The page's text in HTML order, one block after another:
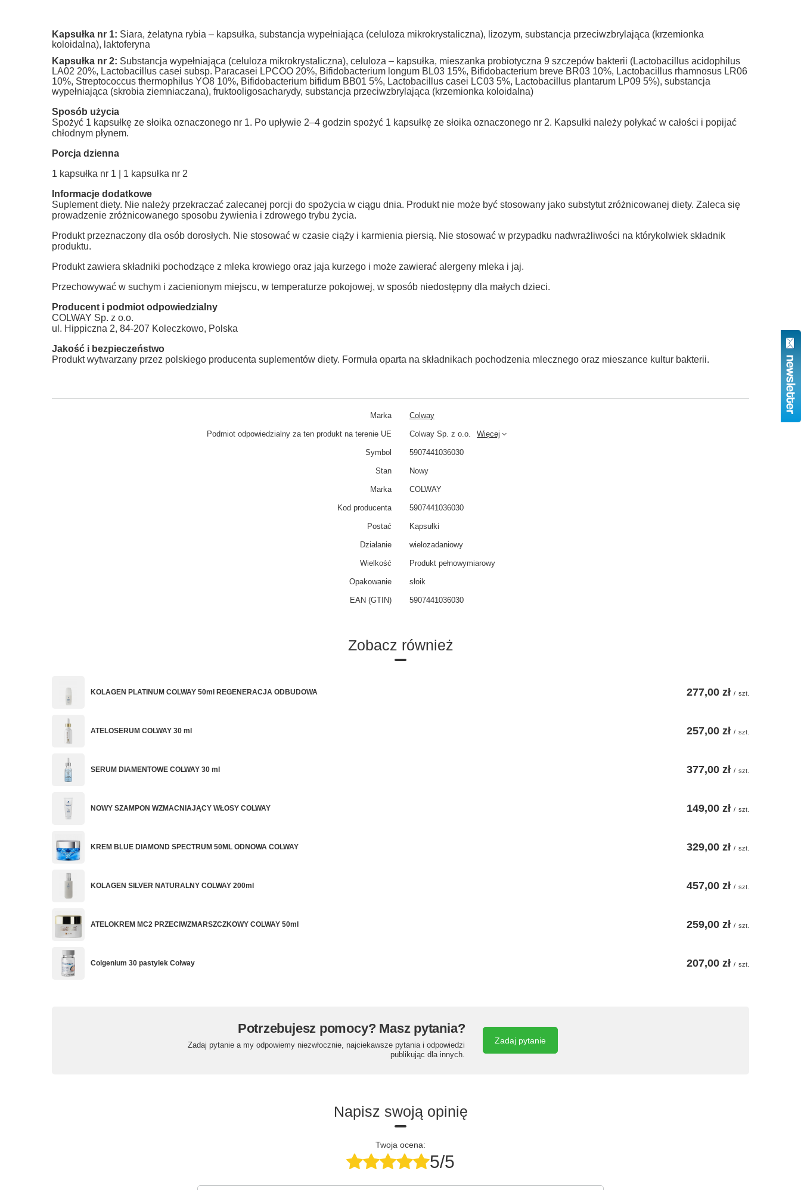
Kapsułka nr 1: Siara, żelatyna rybia – kapsułka, substancja wypełniająca (celuloza mikrokrystaliczna), lizozym, substancja przeciwzbrylająca (krzemionka
koloidalna), laktoferyna
Kapsułka nr 2: Substancja wypełniająca (celuloza mikrokrystaliczna), celuloza – kapsułka, mieszanka probiotyczna 9 szczepów bakterii (Lactobacillus acidophilus
LA02 20%, Lactobacillus casei subsp. Paracasei LPCOO 20%, Bifidobacterium longum BL03 15%, Bifidobacterium breve BR03 10%, Lactobacillus rhamnosus LR06
10%, Streptococcus thermophilus YO8 10%, Bifidobacterium bifidum BB01 5%, Lactobacillus casei LC03 5%, Lactobacillus plantarum LP09 5%), substancja
wypełniająca (skrobia ziemniaczana), fruktooligosacharydy, substancja przeciwzbrylająca (krzemionka koloidalna)
Sposób użycia
Spożyć 1 kapsułkę ze słoika oznaczonego nr 1. Po upływie 2–4 godzin spożyć 1 kapsułkę ze słoika oznaczonego nr 2. Kapsułki należy połykać w całości i popijać
chłodnym płynem.
Porcja dzienna
1 kapsułka nr 1 | 1 kapsułka nr 2
Informacje dodatkowe
Suplement diety. Nie należy przekraczać zalecanej porcji do spożycia w ciągu dnia. Produkt nie może być stosowany jako substytut zróżnicowanej diety. Zaleca się
prowadzenie zróżnicowanego sposobu żywienia i zdrowego trybu życia.
Produkt przeznaczony dla osób dorosłych. Nie stosować w czasie ciąży i karmienia piersią. Nie stosować w przypadku nadwrażliwości na którykolwiek składnik
produktu.
Produkt zawiera składniki pochodzące z mleka krowiego oraz jaja kurzego i może zawierać alergeny mleka i jaj.
Przechowywać w suchym i zacienionym miejscu, w temperaturze pokojowej, w sposób niedostępny dla małych dzieci.
Producent i podmiot odpowiedzialny
COLWAY Sp. z o.o.
ul. Hippiczna 2, 84-207 Koleczkowo, Polska
Jakość i bezpieczeństwo
Produkt wytwarzany przez polskiego producenta suplementów diety. Formuła oparta na składnikach pochodzenia mlecznego oraz mieszance kultur bakterii.
Marka Colway
Podmiot odpowiedzialny za ten produkt na terenie UE Colway Sp. z o.o. Więcej
Symbol 5907441036030
Stan Nowy
Marka COLWAY
Kod producenta 5907441036030
Postać Kapsułki
Działanie wielozadaniowy
Wielkość Produkt pełnowymiarowy
Opakowanie słoik
EAN (GTIN) 5907441036030
Zobacz również
KOLAGEN PLATINUM COLWAY 50ml REGENERACJA ODBUDOWA 277,00 zł / szt.
ATELOSERUM COLWAY 30 ml 257,00 zł / szt.
SERUM DIAMENTOWE COLWAY 30 ml 377,00 zł / szt.
NOWY SZAMPON WZMACNIAJĄCY WŁOSY COLWAY 149,00 zł / szt.
KREM BLUE DIAMOND SPECTRUM 50ML ODNOWA COLWAY 329,00 zł / szt.
KOLAGEN SILVER NATURALNY COLWAY 200ml 457,00 zł / szt.
ATELOKREM MC2 PRZECIWZMARSZCZKOWY COLWAY 50ml 259,00 zł / szt.
Colgenium 30 pastylek Colway 207,00 zł / szt.
Potrzebujesz pomocy? Masz pytania?
Zadaj pytanie a my odpowiemy niezwłocznie, najciekawsze pytania i odpowiedzi
publikując dla innych.
Zadaj pytanie
Napisz swoją opinię
Twoja ocena:
5/5